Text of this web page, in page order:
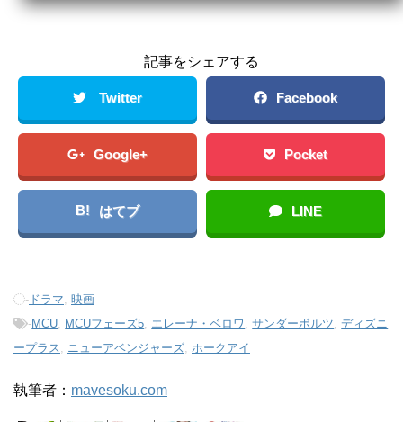
記事をシェアする
Twitter Facebook
Google+ Pocket
B! はてブ LINE
- ドラマ 映画
-MCU MCUフェーズ5 エレーナ・ベロワ ,サンダーボルツ ,ディズニ
ープラス ニューアベンジャーズ ホークアイ
執筆者： mavesoku.com